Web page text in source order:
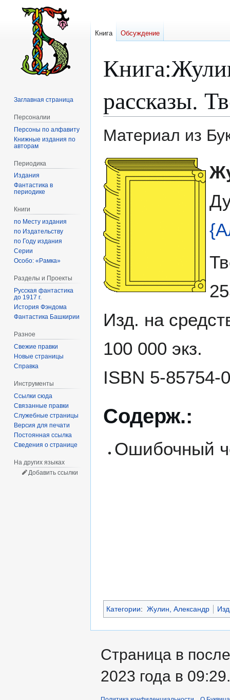
Книга:
рассказы.
Материал из
Перейти
навигации
Перейти
поиску
Изд. на
100 000 экз.
ISBN 5-85754-
Содерж.:
Ошибочный
Категории: Жулин, Александр
Книга Обсуждение
Заглавная страница
Персоналии
Персоны по алфавиту
Книжные издания по
авторам
Периодика
Издания
Фантастика в
периодике
Книги
по Месту издания
по Издательству
по Году издания
Серии
Особо: «Рамка»
Разделы и Проекты
Русская фантастика
до 1917 г.
История Фэндома
Фантастика Башкирии
Разное
Свежие правки
Новые страницы
Справка
Инструменты
Ссылки сюда
Связанные правки
Служебные страницы
Версия для печати
Постоянная ссылка
Сведения о странице
На других языках
Добавить ссылки
Страница в
2023 года в 09:29.